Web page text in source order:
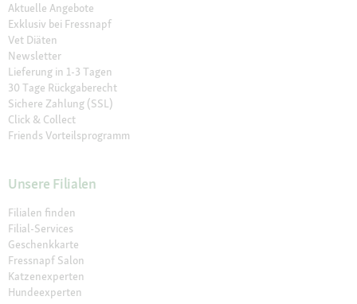
Aktuelle Angebote
Exklusiv bei Fressnapf
Vet Diäten
Newsletter
Lieferung in 1-3 Tagen
30 Tage Rückgaberecht
Sichere Zahlung (SSL)
Click & Collect
Friends Vorteilsprogramm
Unsere Filialen
Filialen finden
Filial-Services
Geschenkkarte
Fressnapf Salon
Katzenexperten
Hundeexperten